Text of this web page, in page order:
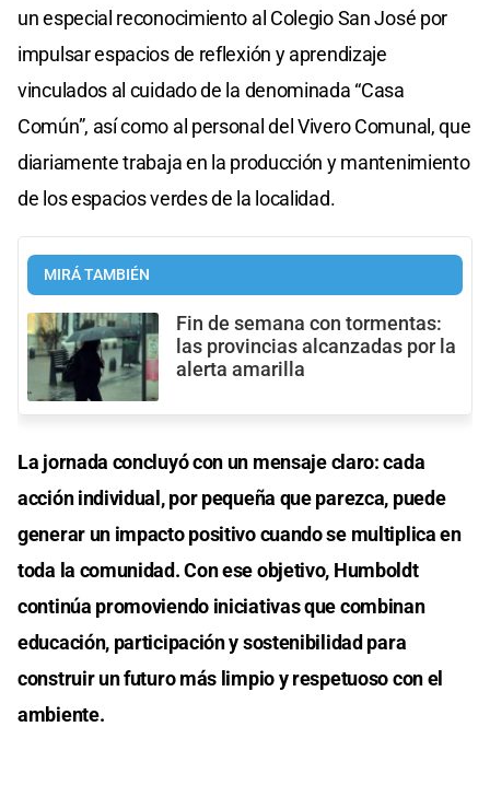
un especial reconocimiento al Colegio San José por
impulsar espacios de reflexión y aprendizaje
vinculados al cuidado de la denominada “Casa
Común”, así como al personal del Vivero Comunal, que
diariamente trabaja en la producción y mantenimiento
de los espacios verdes de la localidad.
MIRÁ TAMBIÉN
Fin de semana con tormentas:
las provincias alcanzadas por la
alerta amarilla
La jornada concluyó con un mensaje claro: cada
acción individual, por pequeña que parezca, puede
generar un impacto positivo cuando se multiplica en
toda la comunidad. Con ese objetivo, Humboldt
continúa promoviendo iniciativas que combinan
educación, participación y sostenibilidad para
construir un futuro más limpio y respetuoso con el
ambiente.